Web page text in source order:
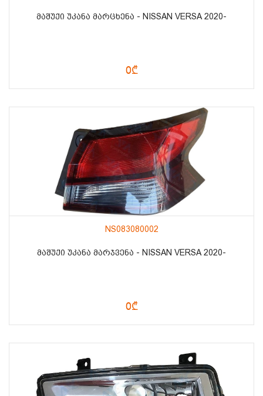
ᲛᲐᲨᲣᲥᲘ ᲣᲙᲐᲜᲐ ᲛᲐᲠᲪᲮᲔᲜᲐ - NISSAN VERSA 2020-
0₾
NS083080002
ᲛᲐᲨᲣᲥᲘ ᲣᲙᲐᲜᲐ ᲛᲐᲠᲯᲕᲔᲜᲐ - NISSAN VERSA 2020-
0₾